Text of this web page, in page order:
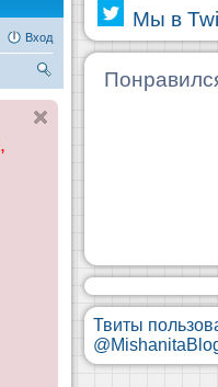
Вход
ск
Мы в
Твиты